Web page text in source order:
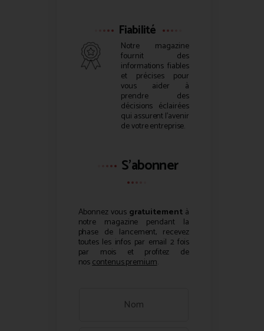
Fiabilité
Notre magazine
fournit des
informations fiables
et précises pour
vous aider à
prendre des
décisions éclairées
qui assurent l’avenir
de votre entreprise.
S'abonner
Abonnez vous gratuitementà
notre magazine pendant la
phase de lancement, recevez
toutes les infos par email 2 fois
par mois et profitez de
noscontenus premium.